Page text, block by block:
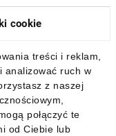
cookie
treści i reklam,
analizować ruch w
z naszej
połączyć te
od Ciebie lub